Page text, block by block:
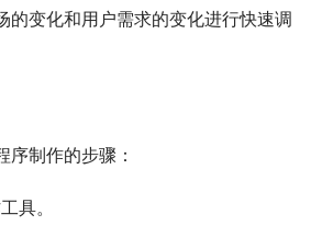
的变化和用户需求的变化进行快速调
序制作的步骤：
具。